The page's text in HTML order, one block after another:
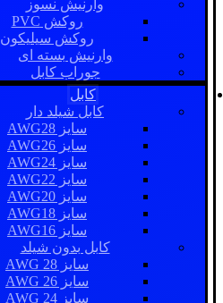
وارنیش نسوز
روکش PVC
روکش سیلیکون
وارنیش بسته ای
جوراب کابل
کابل
کابل شیلد دار
سایز AWG28
سایز AWG26
سایز AWG24
سایز AWG22
سایز AWG20
سایز AWG18
سایز AWG16
کابل بدون شیلد
سایز AWG 28
سایز AWG 26
سایز AWG 24